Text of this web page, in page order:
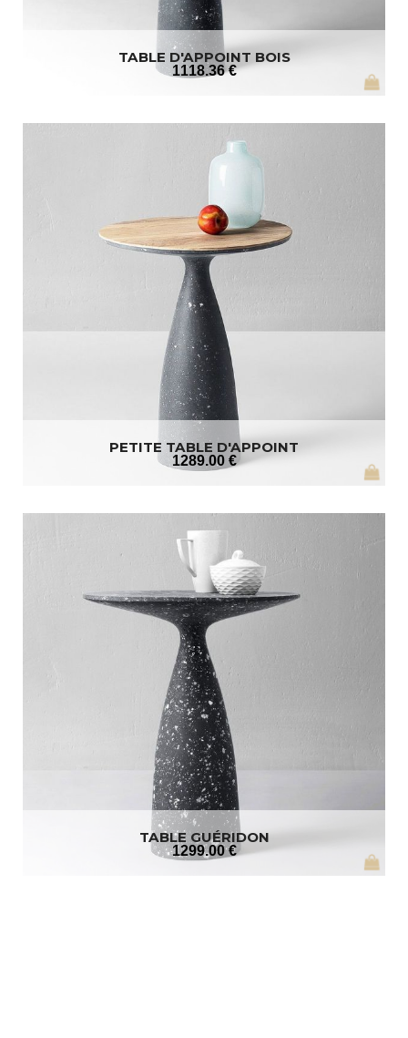
TABLE D'APPOINT BOIS
1118.36 €
PETITE TABLE D'APPOINT
1289.00 €
TABLE GUÉRIDON
1299.00 €